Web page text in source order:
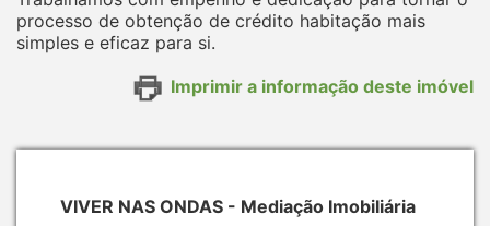
processo de obtenção de crédito habitação mais
simples e eficaz para si.
Imprimir a informação deste imóvel
VIVER NAS ONDAS - Mediação Imobiliária